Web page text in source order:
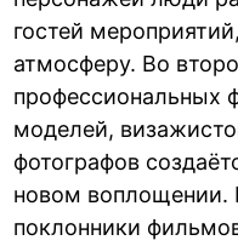
гостей
атмосферу. Во
профессиональных
моделей,
фотографов
новом воплощении.
поклонники